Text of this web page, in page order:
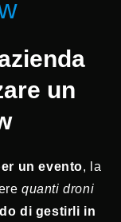
un
un evento, la
quanti droni
di gestirli in